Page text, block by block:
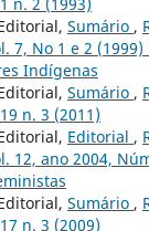
Sumário ,
7, No 1 e 2
Indígenas
Sumário ,
n. 3 (2011)
Editorial ,
12, ano 2004,
Sumário ,
n. 3 (2009)